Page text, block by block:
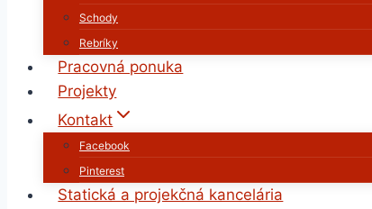
Schody
Rebríky
Pracovná ponuka
Projekty
Kontakt
Facebook
Pinterest
Statická a projekčná kancelária